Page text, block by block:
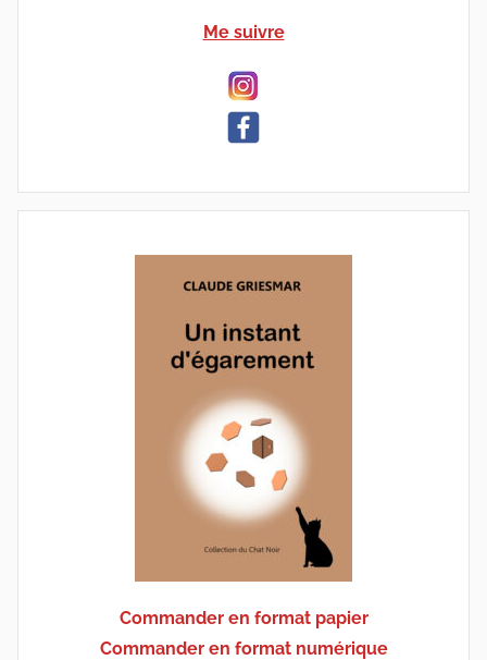
Me suivre
Commander en format papier
Commander en format numérique